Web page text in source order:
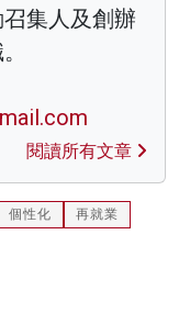
集人及創辦
閱讀所有文章
個性化
再就業